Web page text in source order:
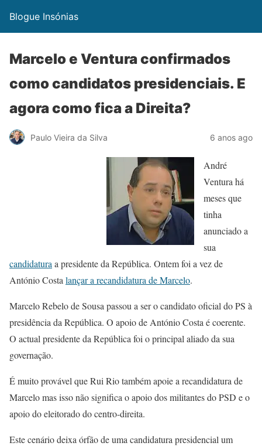
Blogue Insónias
Marcelo e Ventura confirmados
como candidatos presidenciais. E
agora como fica a Direita?
Paulo Vieira da Silva 6 anos ago
André
Ventura há
meses que
tinha
anunciado a
sua
candidatura a presidente da República. Ontem foi a vez de
António Costa lançar a recandidatura de Marcelo.
Marcelo Rebelo de Sousa passou a ser o candidato oficial do PS à
presidência da República. O apoio de António Costa é coerente.
O actual presidente da República foi o principal aliado da sua
governação.
É muito provável que Rui Rio também apoie a recandidatura de
Marcelo mas isso não significa o apoio dos militantes do PSD e o
apoio do eleitorado do centro-direita.
Este cenário deixa órfão de uma candidatura presidencial um